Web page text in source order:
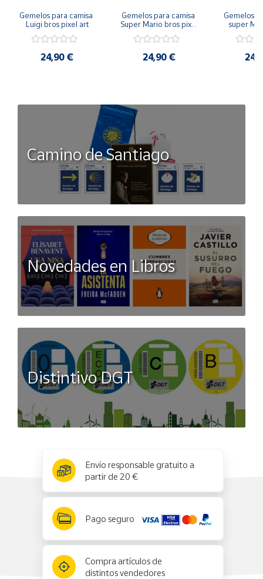
Gemelos para camisa
Luigi bros pixel art
24,90 €
Gemelos para camisa
Super Mario bros pixel
art
24,90 €
Gemelos
super
Luigi
Camino de Santiago
Novedades en Libros
Distintivo DGT
Envío responsable gratuito a
partir de 20 €
Pago seguro
Compra artículos de
distintos vendedores